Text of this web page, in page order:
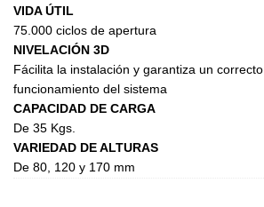
VIDA ÚTIL
75.000 ciclos de apertura
NIVELACIÓN 3D
Fácilita la instalación y garantiza un correcto
funcionamiento del sistema
CAPACIDAD DE CARGA
De 35 Kgs.
VARIEDAD DE ALTURAS
De 80, 120 y 170 mm